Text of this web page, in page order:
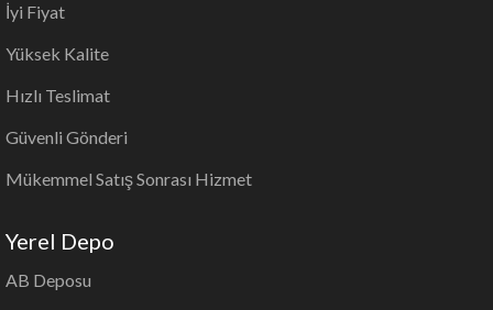
İyi Fiyat
Yüksek Kalite
Hızlı Teslimat
Güvenli Gönderi
Mükemmel Satış Sonrası Hizmet
Yerel Depo
AB Deposu